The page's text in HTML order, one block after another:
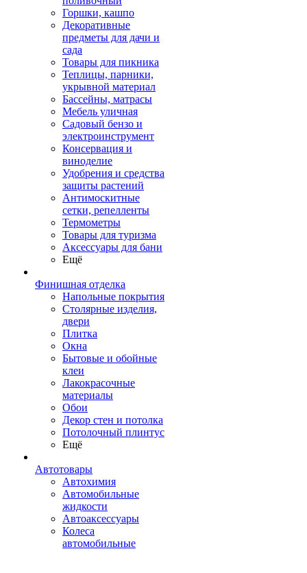
Горшки, кашпо
Декоративные
предметы для дачи и
сада
Товары для пикника
Теплицы, парники,
укрывной материал
Бассейны, матрасы
Мебель уличная
Садовый бензо и
электроинструмент
Консервация и
виноделие
Удобрения и средства
защиты растений
Антимоскитные
сетки, репелленты
Термометры
Товары для туризма
Аксессуары для бани
Ещё
Финишная отделка
Напольные покрытия
Столярные изделия,
двери
Плитка
Окна
Бытовые и обойные
клеи
Лакокрасочные
материалы
Обои
Декор стен и потолка
Потолочный плинтус
Ещё
Автотовары
Автохимия
Автомобильные
жидкости
Автоаксессуары
Колеса
автомобильные